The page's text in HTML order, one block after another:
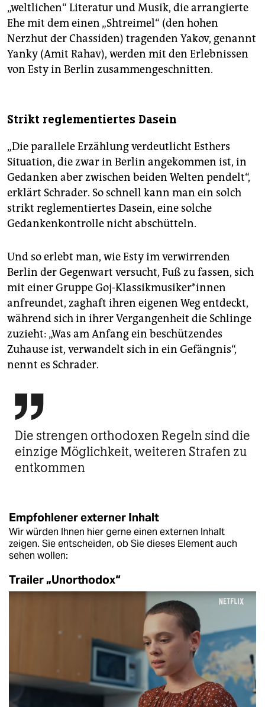
„weltlichen“ Literatur und Musik, die arrangierte
Ehe mit dem einen „Shtreimel“ (den hohen
Nerzhut der Chassiden) tragenden Yakov, genannt
Yanky (Amit Rahav), werden mit den Erlebnissen
von Esty in Berlin zusammengeschnitten.
Strikt reglementiertes Dasein
„Die parallele Erzählung verdeutlicht Esthers
Situation, die zwar in Berlin angekommen ist, in
Gedanken aber zwischen beiden Welten pendelt“,
erklärt Schrader. So schnell kann man ein solch
strikt reglementiertes Dasein, eine solche
Gedankenkontrolle nicht abschütteln.
Und so erlebt man, wie Esty im verwirrenden
Berlin der Gegenwart versucht, Fuß zu fassen, sich
mit einer Gruppe Goj-Klassikmusiker*innen
anfreundet, zaghaft ihren eigenen Weg entdeckt,
während sich in ihrer Vergangenheit die Schlinge
zuzieht: „Was am Anfang ein beschützendes
Zuhause ist, verwandelt sich in ein Gefängnis“,
nennt es Schrader.

Die strengen orthodoxen Regeln sind die
einzige Möglichkeit, weiteren Strafen zu
entkommen
Empfohlener externer Inhalt
Wir würden Ihnen hier gerne einen externen Inhalt
zeigen. Sie entscheiden, ob Sie dieses Element auch
sehen wollen:
Trailer „Unorthodox“